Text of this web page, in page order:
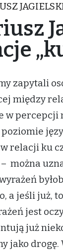
zapytali
między
w percepcji
w relacji ku
można
a jeśli już,
jest
już
jako